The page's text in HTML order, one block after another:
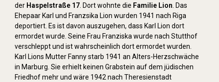
der Haspelstraße 17. Dort wohnte die Familie Lion. Das
Ehepaar Karl und Franzsika Lion wurden 1941 nach Riga
deportiert. Es ist davon auszugehen, dass Karl Lion dort
ermordet wurde. Seine Frau Franziska wurde nach Stutthof
verschleppt und ist wahrscheinlich dort ermordet wurden.
Karl Lions Mutter Fanny starb 1941 an Alters-Herzschwäche
in Marburg. Sie erhielt keinen Grabstein auf dem jüdischen
Friedhof mehr und wäre 1942 nach Theresienstadt